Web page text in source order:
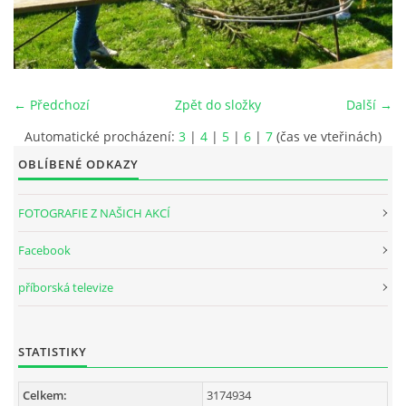
INTERNÍ SEKCE
← Předchozí Další →
Zpět do složky
Automatické procházení: 3 | 4 | 5 | 6 | 7 (čas ve vteřinách)
OBLÍBENÉ ODKAZY
FOTOGRAFIE Z NAŠICH AKCÍ
Facebook
příborská televize
STATISTIKY
Celkem: 3174934